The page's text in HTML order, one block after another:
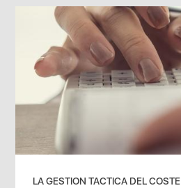
LA GESTION TACTICA DEL COSTE